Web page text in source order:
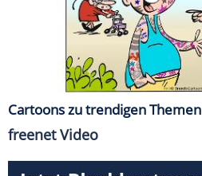
Cartoons zu trendigen Themen
freenet Video